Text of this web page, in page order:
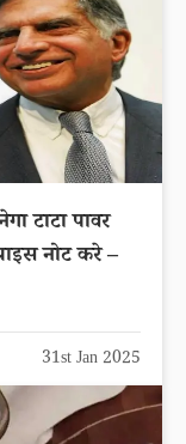
टाटा पावर
नोट करे –
31st Jan 2025